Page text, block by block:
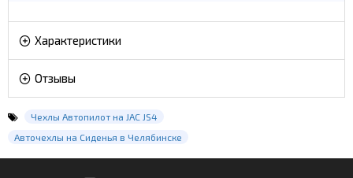
Характеристики
Отзывы
Чехлы Автопилот на JAC JS4
Авточехлы на Сиденья в Челябинске